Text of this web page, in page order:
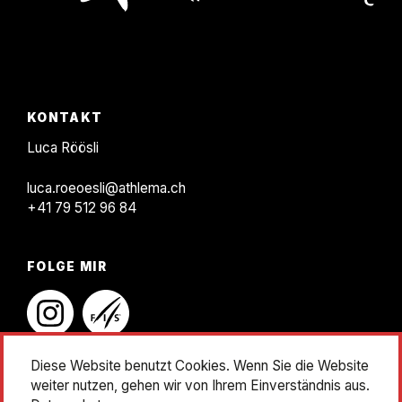
F
o
t
KONTAKT
Luca Röösli
luca.roeoesli@athlema.ch
+41 79 512 96 84
FOLGE MIR
instagramlinkedin
Impressum Datenschutz
Diese Website benutzt Cookies. Wenn Sie die Website
weiter nutzen, gehen wir von Ihrem Einverständnis aus.